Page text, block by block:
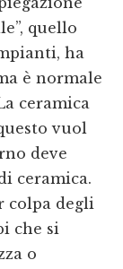
quello
ha
è normale
ceramica
vuol
deve
ceramica.
colpa degli
che si
o